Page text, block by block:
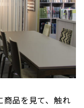
品を見て、触れ